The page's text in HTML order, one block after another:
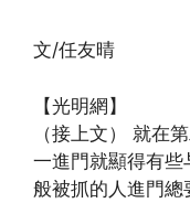
文/任友晴
【光明網】
（接上文） 就在
一進門就顯得有些
般被抓的人進門